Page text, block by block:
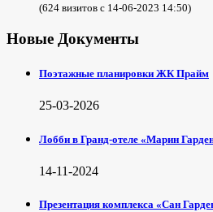
(624 визитов с 14-06-2023 14:50)
Новые Документы
Поэтажные планировки ЖК Прайм
25-03-2026
Лобби в Гранд-отеле «Марин
14-11-2024
Презентация комплекса «Сан